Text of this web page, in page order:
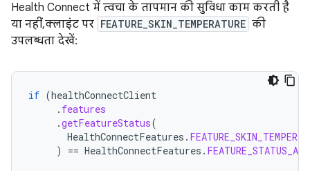
Health Connect में त्वचा के तापमान की सुविधा काम करती है
या नहीं, क्लाइंट पर FEATURE_SKIN_TEMPERATURE की
उपलब्धता देखें:
if (healthConnectClient
. features
.getFeatureStatus(
HealthConnectFeatures .
)
== HealthConnectFeatures .